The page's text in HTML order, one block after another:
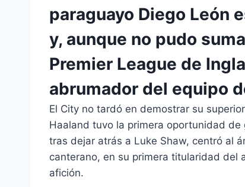
paraguayo Diego León
y, aunque no pudo
Premier League de
abrumador del equipo
El City no tardó en demostrar su
Haaland tuvo la primera oportunidad de
tras dejar atrás a Luke Shaw, centró al
canterano, en su primera titularidad del
afición.